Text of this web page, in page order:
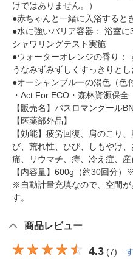
けではありません。）
●赤ちゃんと一緒に入浴すると
●水に強いバリア容器： 浴室
シャワリングテスト実施
●ウォーターオレンジの香り：
うなみずみずしくすっきりとし
●オーシャンブルーの湯色（色
・Act For ECO・森林資源保全
【販売名】バスロマンクール
【医薬部外品】
【効能】疲労回復、肩のこり
び、荒れ性、ひび、しもやけ
痛、リウマチ、痔、冷え症、
【内容量】600g（約30回分
※自動計量充填なので、空間
す。
商品レビュー
4.3 (7)